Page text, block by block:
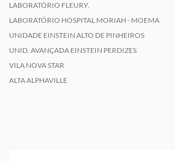
LABORATÓRIO FLEURY.
LABORATÓRIO HOSPITAL MORIAH - MOEMA
UNIDADE EINSTEIN ALTO DE PINHEIROS
UNID. AVANÇADA EINSTEIN PERDIZES
VILA NOVA STAR
ALTA ALPHAVILLE